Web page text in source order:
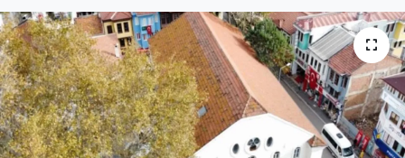
İletişim
Künye
Tüm Manşetler
Son Dakika Haberleri
Haber Arşivi